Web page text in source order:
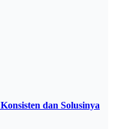
dan Solusinya